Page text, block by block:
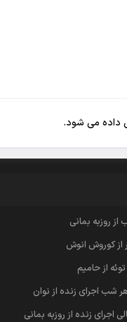
داده می شود.
روزبه بمانی
از کوروش انوش
از حامیم
شب اجرای زنده از نوان
اجرای زنده از روزبه بمانی